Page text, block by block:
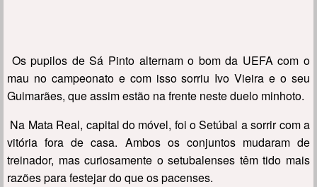
Os pupilos de Sá Pinto alternam o bom da UEFA com o
mau no campeonato e com isso sorriu Ivo Vieira e o seu
Guimarães, que assim estão na frente neste duelo minhoto.
Na Mata Real, capital do móvel, foi o Setúbal a sorrir com a
vitória fora de casa. Ambos os conjuntos mudaram de
treinador, mas curiosamente o setubalenses têm tido mais
razões para festejar do que os pacenses.